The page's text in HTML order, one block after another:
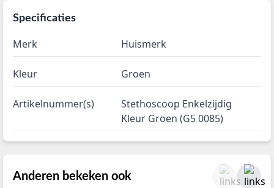
Specificaties
Merk Huismerk
Kleur Groen
Artikelnummer(s)
Stethoscoop Enkelzijdig
Kleur Groen (G5 0085)
Anderen bekeken ook